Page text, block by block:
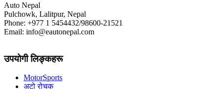
Auto Nepal
Pulchowk, Lalitpur, Nepal
Phone: +977 1 5454432/98600-21521
Email: info@eautonepal.com
उपयोगी लिङ्कहरू
MotorSports
अटो रोचक